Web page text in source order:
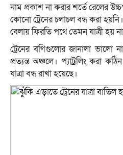
নাম প্রকাশ না করার শর্তে রেলের
কোনো ট্রেনের চলাচল বন্ধ করা
বেলায় ফিরতি পথে তেমন যাত্রী হয়
ট্রেনের বগিগুলোর জানালা ভালো
প্রত্যন্ত অঞ্চলে। প্যাট্রলিং করা
যাত্রা বন্ধ রাখা হয়েছে।